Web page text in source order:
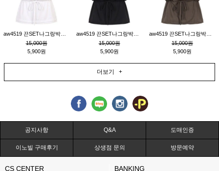
15,000원
5,900원
15,000원
5,900원
15,000원
5,900원
더보기 +
공지사항 Q&A 도매인증
이노빌 구매후기 상생점 문의 방문예약
CS CENTER BANKING